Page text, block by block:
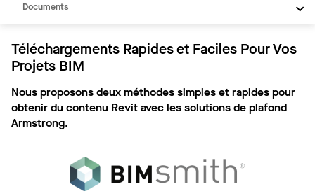
Documents
Téléchargements Rapides et Faciles Pour Vos
Projets BIM
Nous proposons deux méthodes simples et rapides pour
obtenir du contenu Revit avec les solutions de plafond
Armstrong.